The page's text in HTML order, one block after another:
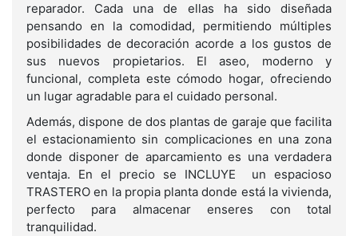
reparador. Cada una de ellas ha sido diseñada
pensando en la comodidad, permitiendo múltiples
posibilidades de decoración acorde a los gustos de
sus nuevos propietarios. El aseo, moderno y
funcional, completa este cómodo hogar, ofreciendo
un lugar agradable para el cuidado personal.
Además, dispone de dos plantas de garaje que facilita
el estacionamiento sin complicaciones en una zona
donde disponer de aparcamiento es una verdadera
ventaja. En el precio se INCLUYE un espacioso
TRASTERO en la propia planta donde está la vivienda,
perfecto para almacenar enseres con total
tranquilidad.